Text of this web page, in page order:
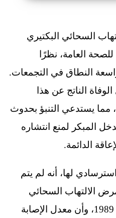
السحائي البكتيري
العامة، نظرًا
النطاق في التجمعات.
الناتج عن هذا
يتجاوز حوالي 18%، مما يستدعي التنبؤ بحدوث
المبكر لمنع انتشاره
الدائمة.
لها، أنه لم يتم
الالتهاب السحائي
البكتيري في مصر منذ عام 1989، وأن معدل الإصابة